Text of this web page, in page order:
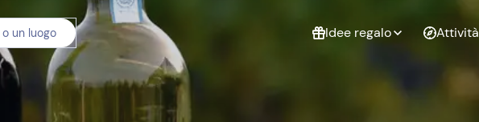
un luogo Idee regalo
Non sai cosa
regalare?
Attività